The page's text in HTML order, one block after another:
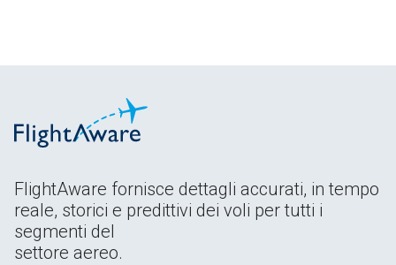
FlightAware fornisce dettagli accurati, in tempo
reale, storici e predittivi dei voli per tutti i
segmenti del
settore aereo.